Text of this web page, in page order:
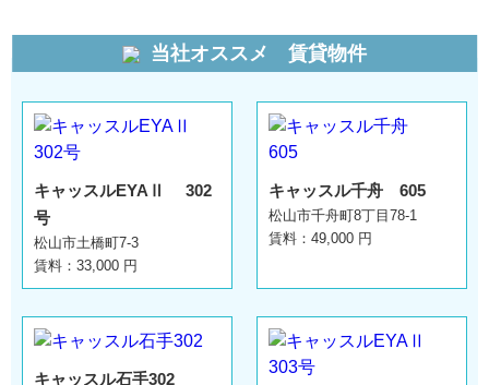
当社オススメ 賃貸物件
キャッスルEYAⅡ 302
号
松山市土橋町7-3
賃料：33,000 円
キャッスル千舟 605
松山市千舟町8丁目78-1
賃料：49,000 円
キャッスル石手302